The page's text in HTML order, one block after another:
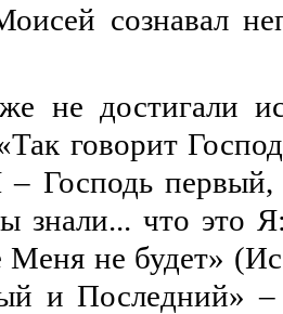
сознавал
не достигали
говорит
– Господь
знали... что это
Меня не будет»
и Последний» –